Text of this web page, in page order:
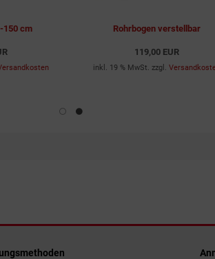
150 cm Rohrbogen verstellbar
119,00 EUR
inkl. 19 % MwSt. zzgl.